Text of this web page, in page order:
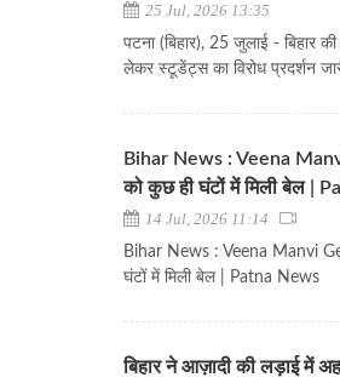
25 Jul, 2026 13:35
पटना (बिहार), 25 जुलाई - बिहार
लेकर स्टूडेंट्स का विरोध प्रदर्शन
Bihar News : Veena Manvi
को कुछ ही घंटों में मिली बेल |
14 Jul, 2026 11:14
Bihar News : Veena Manvi
घंटों में मिली बेल | Patna News
बिहार ने आज़ादी की लड़ाई में